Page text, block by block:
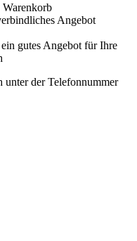
Angebot
gutes Angebot für Ihre
unter der Telefonnummer